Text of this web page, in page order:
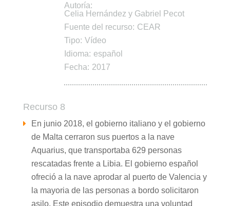
Autoría:
Celia Hernández y Gabriel Pecot
Fuente del recurso: CEAR
Tipo: Vídeo
Idioma: español
Fecha: 2017
Recurso 8
En junio 2018, el gobierno italiano y el gobierno
de Malta cerraron sus puertos a la nave
Aquarius, que transportaba 629 personas
rescatadas frente a Libia. El gobierno español
ofreció a la nave aprodar al puerto de Valencia y
la mayoria de las personas a bordo solicitaron
asilo. Este episodio demuestra una voluntad